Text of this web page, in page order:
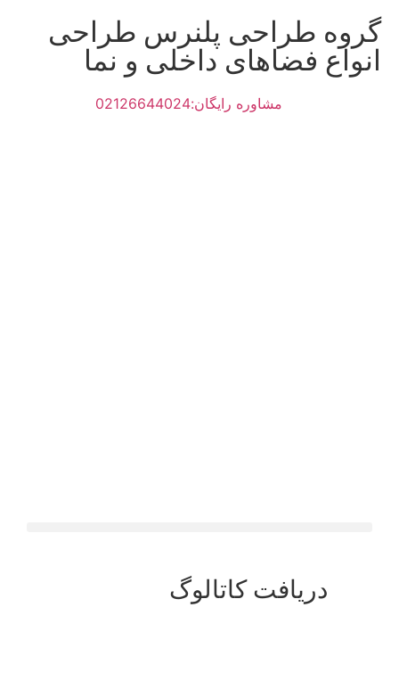
گروه طراحی پلنرس طراحی
انواع فضاهای داخلی و نما
مشاوره رایگان:02126644024
دریافت کاتالوگ